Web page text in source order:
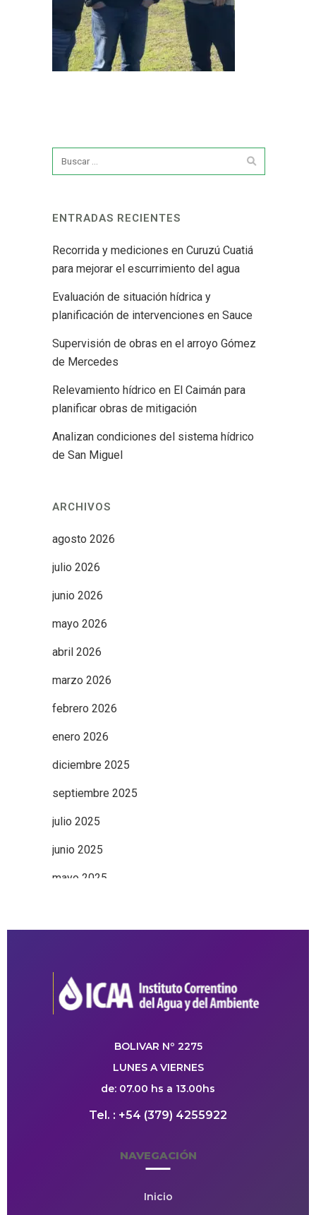
ENTRADAS RECIENTES
Recorrida y mediciones en Curuzú Cuatiá
para mejorar el escurrimiento del agua
Evaluación de situación hídrica y
planificación de intervenciones en Sauce
Supervisión de obras en el arroyo Gómez
de Mercedes
Relevamiento hídrico en El Caimán para
planificar obras de mitigación
Analizan condiciones del sistema hídrico
de San Miguel
ARCHIVOS
agosto 2026
julio 2026
junio 2026
mayo 2026
abril 2026
marzo 2026
febrero 2026
enero 2026
diciembre 2025
septiembre 2025
julio 2025
junio 2025
mayo 2025
BOLIVAR Nº 2275
LUNES A VIERNES
de: 07.00 hs a 13.00hs
Tel. : +54 (379) 4255922
NAVEGACIÓN
Inicio